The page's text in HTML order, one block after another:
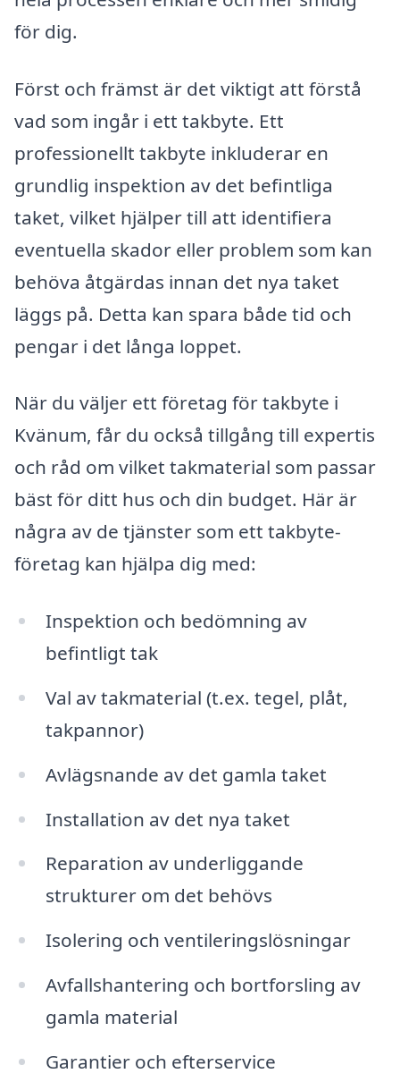
för dig.
Först och främst är det viktigt att förstå
vad som ingår i ett takbyte. Ett
professionellt takbyte inkluderar en
grundlig inspektion av det befintliga
taket, vilket hjälper till att identifiera
eventuella skador eller problem som kan
behöva åtgärdas innan det nya taket
läggs på. Detta kan spara både tid och
pengar i det långa loppet.
När du väljer ett företag för takbyte i
Kvänum, får du också tillgång till expertis
och råd om vilket takmaterial som passar
bäst för ditt hus och din budget. Här är
några av de tjänster som ett takbyte-
företag kan hjälpa dig med:
Inspektion och bedömning av
befintligt tak
Val av takmaterial (t.ex. tegel, plåt,
takpannor)
Avlägsnande av det gamla taket
Installation av det nya taket
Reparation av underliggande
strukturer om det behövs
Isolering och ventileringslösningar
Avfallshantering och bortforsling av
gamla material
Garantier och efterservice